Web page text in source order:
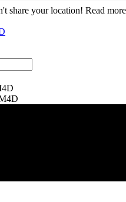
share your location! Read